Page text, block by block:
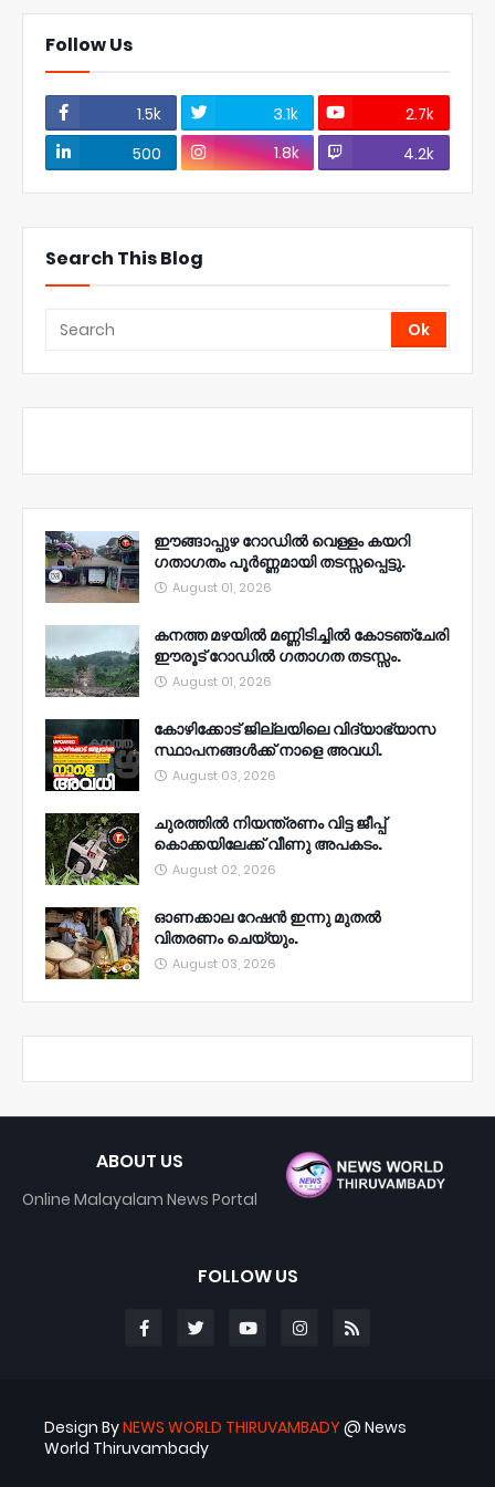
Follow Us
1.5k 3.1k
2.7k
500
1.8k 4.2k
Search This Blog
ഈങ്ങാപ്പുഴ റോഡിൽ വെള്ളം കയറി
ഗതാഗതം പൂർണ്ണമായി തടസ്സപ്പെട്ടു.
August 01, 2026
കനത്ത മഴയിൽ മണ്ണിടിച്ചിൽ കോടഞ്ചേരി
ഈരൂട് റോഡിൽ ഗതാഗത തടസ്സം.
August 01, 2026
കോഴിക്കോട് ജില്ലയിലെ വിദ്യാഭ്യാസ
സ്ഥാപനങ്ങൾക്ക് നാളെ അവധി.
August 03, 2026
ചുരത്തിൽ നിയന്ത്രണം വിട്ട ജീപ്പ്
കൊക്കയിലേക്ക് വീണു അപകടം.
August 02, 2026
ഓണക്കാല റേഷൻ ഇന്നു മുതല്‍
വിതരണം ചെയ്യും.
August 03, 2026
ABOUT US
Online Malayalam News Portal
FOLLOW US
Design ByNEWS WORLD THIRUVAMBADY @ News
World Thiruvambady